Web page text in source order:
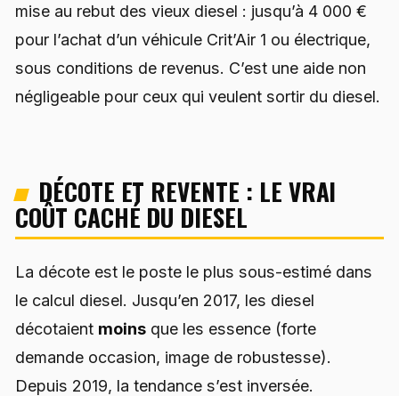
mise au rebut des vieux diesel : jusqu’à 4 000 €
pour l’achat d’un véhicule Crit’Air 1 ou électrique,
sous conditions de revenus. C’est une aide non
négligeable pour ceux qui veulent sortir du diesel.
DÉCOTE ET REVENTE : LE VRAI
COÛT CACHÉ DU DIESEL
La décote est le poste le plus sous-estimé dans
le calcul diesel. Jusqu’en 2017, les diesel
décotaient moins que les essence (forte
demande occasion, image de robustesse).
Depuis 2019, la tendance s’est inversée.